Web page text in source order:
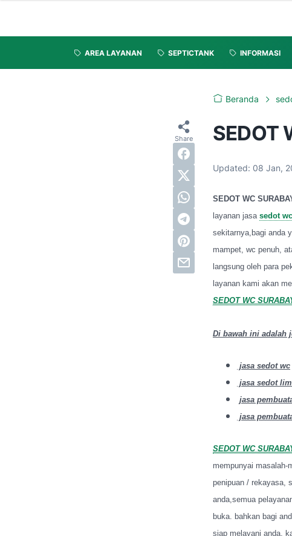
AREA LAYANAN SEPTICTANK INFORMASI
Beranda
SEDOT
Updated: 08 Jan,
SEDOT WC
layanan jasa sedot
sekitarnya,bagi anda
mampet, wc penuh,
langsung oleh para
layanan kami akan
SEDOT WC
Di bawah ini adalah
jasa sedot wc
jasa sedot
jasa
jasa
SEDOT WC
mempunyai masalah-
penipuan / rekayasa,
anda,semua
buka. bahkan bagi
siap melayani anda,